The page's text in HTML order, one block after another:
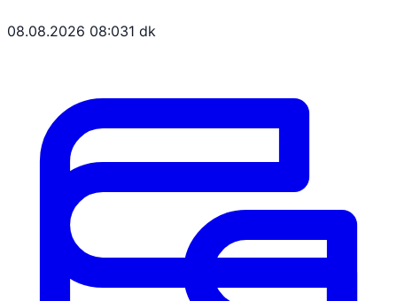
08.08.2026 08:031 dk